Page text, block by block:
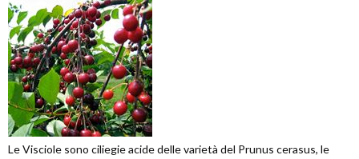
Le Visciole sono ciliegie acide delle varietà del Prunus cerasus, le